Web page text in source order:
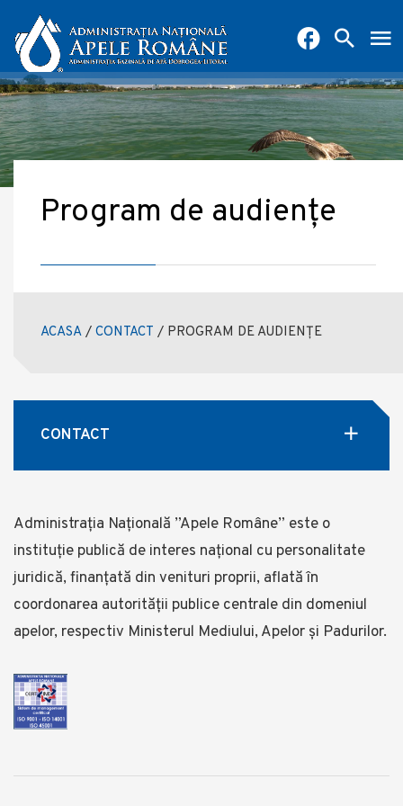
Program de audiențe
ACASA / CONTACT / PROGRAM DE AUDIENȚE
CONTACT
Administrația Națională ”Apele Române” este o
instituție publică de interes național cu personalitate
juridică, finanţată din venituri proprii, aflată în
coordonarea autorității publice centrale din domeniul
apelor, respectiv Ministerul Mediului, Apelor și Padurilor.